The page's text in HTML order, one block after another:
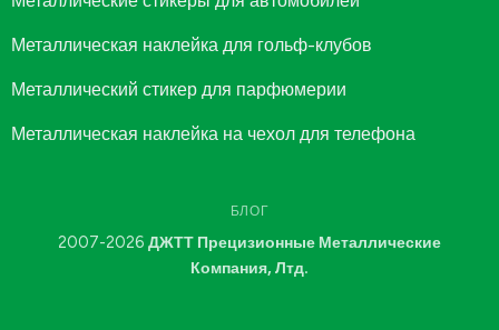
Металлическая наклейка для гольф-клубов
Металлический стикер для парфюмерии
Металлическая наклейка на чехол для телефона
БЛОГ
2007-2026 ДЖТТ Прецизионные Металлические
Компания, Лтд.